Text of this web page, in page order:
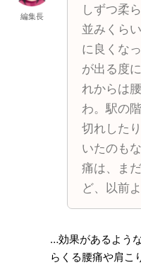
編集長
しずつ柔
並みくら
に良くな
が出る度
れからは
わ。駅の
切れした
いたのも
痛は、ま
ど、以前
…効果があるよう
らくる腰痛や肩こ